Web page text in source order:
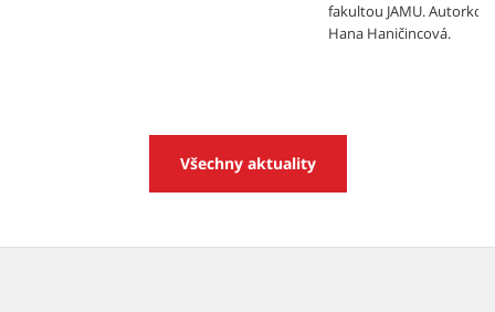
fakultou JAMU.
Hana Haničincová.
Všechny aktuality